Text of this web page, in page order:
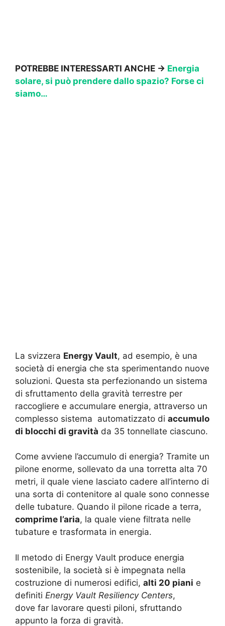
POTREBBE INTERESSARTI ANCHE → Energia
solare, si può prendere dallo spazio? Forse ci
siamo…
La svizzera Energy Vault, ad esempio, è una
società di energia che sta sperimentando nuove
soluzioni. Questa sta perfezionando un sistema
di sfruttamento della gravità terrestre per
raccogliere e accumulare energia, attraverso un
complesso sistema automatizzato di accumulo
di blocchi di gravità da 35 tonnellate ciascuno.
Come avviene l’accumulo di energia? Tramite un
pilone enorme, sollevato da una torretta alta 70
metri, il quale viene lasciato cadere all’interno di
una sorta di contenitore al quale sono connesse
delle tubature. Quando il pilone ricade a terra,
comprime l’aria, la quale viene filtrata nelle
tubature e trasformata in energia.
Il metodo di Energy Vault produce energia
sostenibile, la società si è impegnata nella
costruzione di numerosi edifici, alti 20 piani e
definiti Energy Vault Resiliency Centers,
dove far lavorare questi piloni, sfruttando
appunto la forza di gravità.